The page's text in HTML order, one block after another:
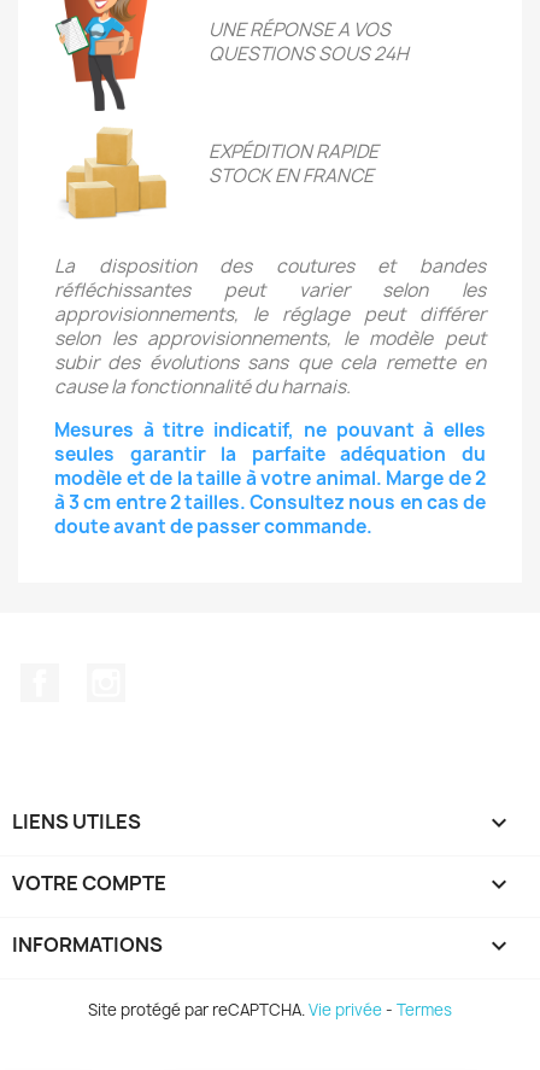
UNE RÉPONSE A VOS
QUESTIONS SOUS 24H
EXPÉDITION RAPIDE
STOCK EN FRANCE
La disposition des coutures et bandes
réfléchissantes peut varier selon les
approvisionnements, le réglage peut différer
selon les approvisionnements, le modèle peut
subir des évolutions sans que cela remette en
cause la fonctionnalité du harnais.
Mesures à titre indicatif, ne pouvant à elles
seules garantir la parfaite adéquation du
modèle et de la taille à votre animal. Marge de 2
à 3 cm entre 2 tailles. Consultez nous en cas de
doute avant de passer commande.
LIENS UTILES 
VOTRE COMPTE 
INFORMATIONS keyboard_arrow_down
Site protégé par reCAPTCHA.Vie privée- Termes